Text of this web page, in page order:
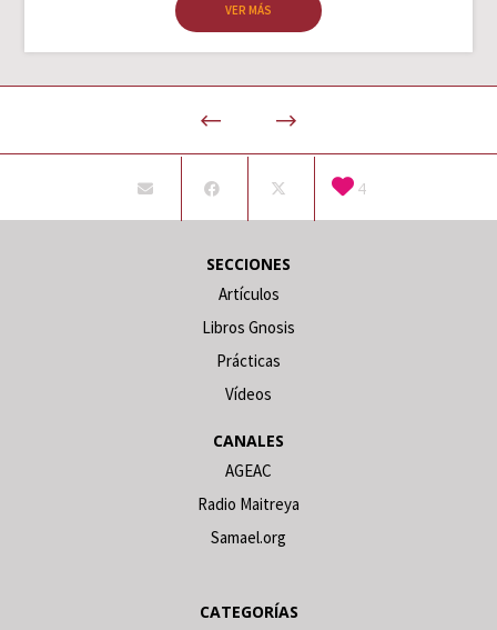
VER MÁS
4
SECCIONES
Artículos
Libros Gnosis
Prácticas
Vídeos
CANALES
AGEAC
Radio Maitreya
Samael.org
CATEGORÍAS